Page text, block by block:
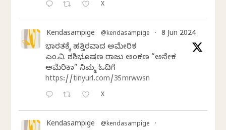
X
Kendasampige @kendasampige · 8 Jun 2024
ಭಾರತಕ್ಕೆ ಹತ್ತಿರವಾದ ಅಮೇರಿಕ
ಎಂ.ವಿ. ಶಶಿಭೂಷಣ ರಾಜು ಅಂಕಣ “ಅನೇಕ
ಅಮೆರಿಕಾ” ನಿಮ್ಮ ಓದಿಗೆ
https://tinyurl.com/35mrwwsn
X
Kendasampige @kendasampige ·